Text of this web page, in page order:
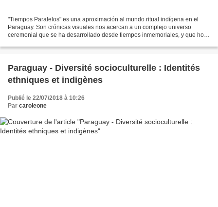
"Tiempos Paralelos" es una aproximación al mundo ritual indígena en el
Paraguay. Son crónicas visuales nos acercan a un complejo universo
ceremonial que se ha desarrollado desde tiempos inmemoriales, y que hoy
Paraguay - Diversité socioculturelle : Identités
ethniques et indigènes
Publié le 22/07/2018 à 10:26
Par caroleone